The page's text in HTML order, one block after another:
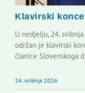
Klavirski
U nedjelju, 24.
održan je klavirski
članice Slovenskoga
24. svibnja 2026